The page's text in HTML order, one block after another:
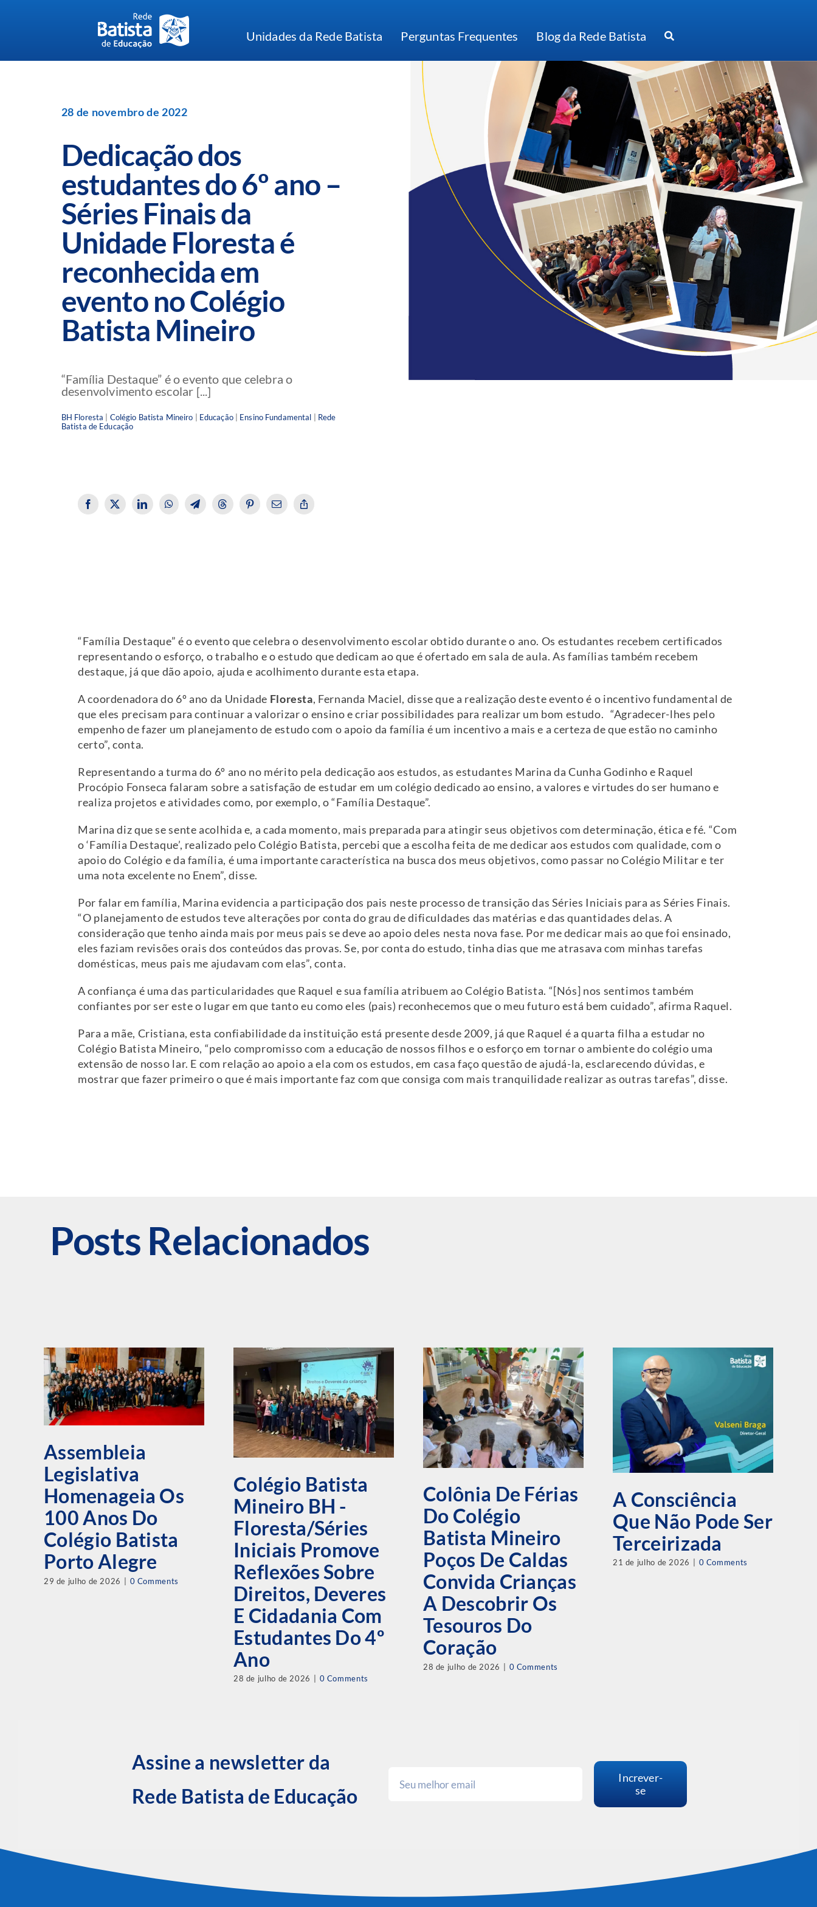
Unidades da Rede Batista Perguntas Frequentes Blog da Rede Batista
28 de novembro de 2022
Dedicação dos
estudantes do 6º ano –
Séries Finais da
Unidade Floresta é
reconhecida em
evento no Colégio
Batista Mineiro
“Família Destaque” é o evento que celebra o
desenvolvimento escolar [...]
BH Floresta Colégio Batista Mineiro Educação| Ensino Fundamental
Rede
Batista de Educação
“Família Destaque” é o evento que celebra o desenvolvimento escolar obtido durante o ano. Os estudantes recebem certificados
representando o esforço, o trabalho e o estudo que dedicam ao que é ofertado em sala de aula. As famílias também recebem
destaque, já que dão apoio, ajuda e acolhimento durante esta etapa.
A coordenadora do 6º ano da Unidade Floresta, Fernanda Maciel, disse que a realização deste evento é o incentivo fundamental de
que eles precisam para continuar a valorizar o ensino e criar possibilidades para realizar um bom estudo. “Agradecer-lhes pelo
empenho de fazer um planejamento de estudo com o apoio da família é um incentivo a mais e a certeza de que estão no caminho
certo”, conta.
Representando a turma do 6º ano no mérito pela dedicação aos estudos, as estudantes Marina da Cunha Godinho e Raquel
Procópio Fonseca falaram sobre a satisfação de estudar em um colégio dedicado ao ensino, a valores e virtudes do ser humano e
realiza projetos e atividades como, por exemplo, o “Família Destaque”.
Marina diz que se sente acolhida e, a cada momento, mais preparada para atingir seus objetivos com determinação, ética e fé. “Com
o ‘Família Destaque’, realizado pelo Colégio Batista, percebi que a escolha feita de me dedicar aos estudos com qualidade, com o
apoio do Colégio e da família, é uma importante característica na busca dos meus objetivos, como passar no Colégio Militar e ter
uma nota excelente no Enem”, disse.
Por falar em família, Marina evidencia a participação dos pais neste processo de transição das Séries Iniciais para as Séries Finais.
“O planejamento de estudos teve alterações por conta do grau de dificuldades das matérias e das quantidades delas. A
consideração que tenho ainda mais por meus pais se deve ao apoio deles nesta nova fase. Por me dedicar mais ao que foi ensinado,
eles faziam revisões orais dos conteúdos das provas. Se, por conta do estudo, tinha dias que me atrasava com minhas tarefas
domésticas, meus pais me ajudavam com elas”, conta.
A confiança é uma das particularidades que Raquel e sua família atribuem ao Colégio Batista. “[Nós] nos sentimos também
confiantes por ser este o lugar em que tanto eu como eles (pais) reconhecemos que o meu futuro está bem cuidado”, afirma Raquel.
Para a mãe, Cristiana, esta confiabilidade da instituição está presente desde 2009, já que Raquel é a quarta filha a estudar no
Colégio Batista Mineiro, “pelo compromisso com a educação de nossos filhos e o esforço em tornar o ambiente do colégio uma
extensão de nosso lar. E com relação ao apoio a ela com os estudos, em casa faço questão de ajudá-la, esclarecendo dúvidas, e
mostrar que fazer primeiro o que é mais importante faz com que consiga com mais tranquilidade realizar as outras tarefas”, disse.
Posts Relacionados
Assembleia
Legislativa
Homenageia Os
100 Anos Do
Colégio Batista
Porto Alegre
29 de julho de 2026 | 0 Comments
Colégio Batista
Mineiro BH -
Floresta/Séries
Iniciais Promove
Reflexões Sobre
Direitos, Deveres
E Cidadania Com
Estudantes Do 4º
Ano
28 de julho de 2026 0 Comments
Colônia De Férias
Do Colégio
Batista Mineiro
Poços De Caldas
Convida Crianças
A Descobrir Os
Tesouros Do
Coração
28 de julho de 2026 0 Comments
A Consciência
Que Não Pode Ser
Terceirizada
21 de julho de 2026 0 Comments
Assine a newsletter da
Rede Batista de Educação
Increver-
se